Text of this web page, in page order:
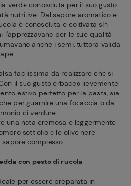
verde conosciuta per il suo gusto
nutritive. Dal sapore aromatico e
è conosciuta e coltivata sin
l'apprezzavano per le sue qualità
anche i semi, tuttora valida
facilissima da realizzare che si
il suo gusto erbaceo lievemente
estivo perfetto per la pasta, sia
per guarnire una focaccia o da
di verdure.
una nota cremosa e leggermente
sott’olio e le olive nere
complesso.
con pesto di rucola
per essere preparata in